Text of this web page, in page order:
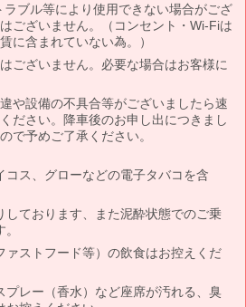
ブル等により使用できない場合がござ
ございません。（コンセント・Wi-Fiは
に含まれていない為。）
ございません。必要な場合はお客様に
や設備の不具合等がございましたら速
ださい。降車後のお申し出につきまし
で予めご了承ください。
コス、グローなどの電子タバコを含
しております、また泥酔状態でのご乗
ァストフード等）の飲食はお控えくだ
プレー（香水）など座席が汚れる、臭